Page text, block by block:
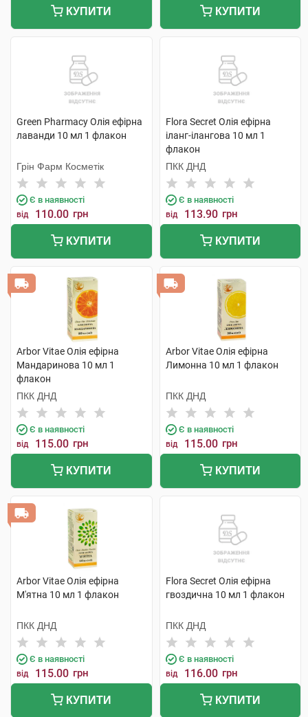
КУПИТИ КУПИТИ
Green Pharmacy Олія ефірна
лаванди 10 мл 1 флакон
Грін Фарм Косметік
Є в наявності
від 110.00 грн
КУПИТИ
Flora Secret Олія ефірна
іланг-ілангова 10 мл 1
флакон
ПКК ДНД
Є в наявності
від 113.90 грн
КУПИТИ
Arbor Vitae Олія ефірна
Мандаринова 10 мл 1
флакон
ПКК ДНД
Є в наявності
від 115.00 грн
КУПИТИ
Arbor Vitae Олія ефірна
Лимонна 10 мл 1 флакон
ПКК ДНД
Є в наявності
від 115.00 грн
КУПИТИ
Arbor Vitae Олія ефірна
М'ятна 10 мл 1 флакон
ПКК ДНД
Є в наявності
від 115.00 грн
КУПИТИ
Flora Secret Олія ефірна
гвоздична 10 мл 1 флакон
ПКК ДНД
Є в наявності
від 116.00 грн
КУПИТИ